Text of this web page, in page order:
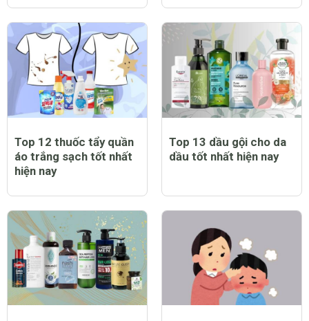
Top 12 thuốc tẩy quần
áo trắng sạch tốt nhất
hiện nay
Top 13 dầu gội cho da
dầu tốt nhất hiện nay